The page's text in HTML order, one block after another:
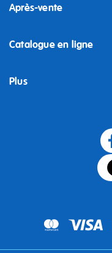
Après-vente
Catalogue en ligne
Plus